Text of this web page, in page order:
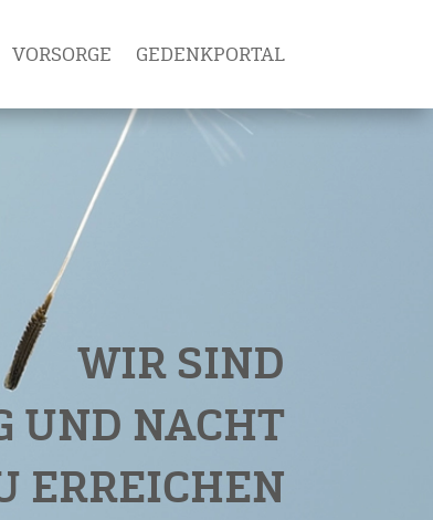
VORSORGE GEDENKPORTAL
WIR SIND
UND NACHT
ERREICHEN